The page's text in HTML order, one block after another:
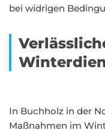
bei widrigen
In Buchholz in der
Maßnahmen im